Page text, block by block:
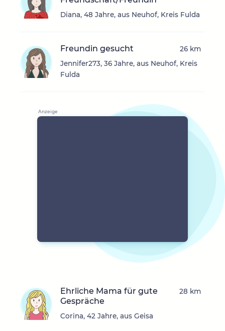
Diana, 48 Jahre, aus Neuhof, Kreis Fulda
Freundin gesucht
Jennifer273, 36 Jahre, aus Neuhof, Kreis
Fulda
26 km
Ehrliche Mama für gute
Gespräche
Corina, 42 Jahre, aus Geisa
28 km